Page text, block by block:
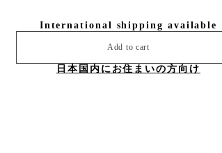
International shipping available
Add to cart
日本国内にお住まいの方向け